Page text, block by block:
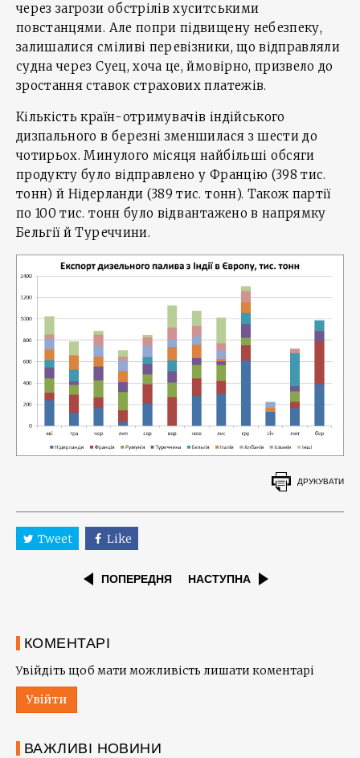
через загрози обстрілів хуситськими
повстанцями. Але попри підвищену небезпеку,
залишалися сміливі перевізники, що відправляли
судна через Суец, хоча це, ймовірно, призвело до
зростання ставок страхових платежів.
Кількість країн-отримувачів індійського
дизпального в березні зменшилася з шести до
чотирьох. Минулого місяця найбільші обсяги
продукту було відправлено у Францію (398 тис.
тонн) й Нідерланди (389 тис. тонн). Також партії
по 100 тис. тонн було відвантажено в напрямку
Бельгії й Туреччини.
ДРУКУВАТИ
Tweet Like
ПОПЕРЕДНЯ НАСТУПНА
КОМЕНТАРІ
Увійдіть щоб мати можливість лишати коментарі
Увійти
ВАЖЛИВІ НОВИНИ